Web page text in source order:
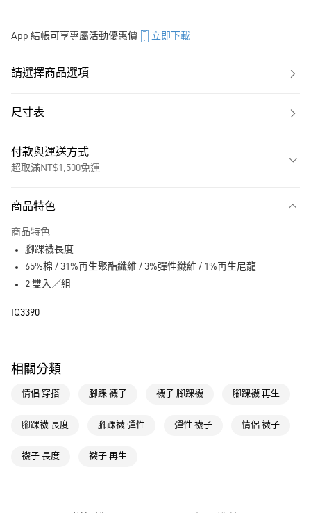
App 結帳可享專屬活動優惠價 立即下載
請選擇商品選項
尺寸表
付款與運送方式
超取滿NT$1,500免運
LINE Pay
每筆NT$80，滿NT$1,500(含以上)免運費
付款後全家取貨
每筆NT$80，滿NT$1,500(含以上)免運費
商品特色
商品特色
腳踝襪長度
65%棉 / 31%再生聚酯纖維 / 3%彈性纖維 / 1%再生尼龍
2 雙入／組
IQ3390
相關分類
情侶 穿搭 腳踝 襪子 襪子 腳踝襪 腳踝襪 再生
腳踝襪 長度 腳踝襪 彈性 彈性 襪子 情侶 襪子
襪子 長度 襪子 再生